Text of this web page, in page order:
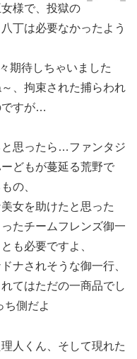
様で、投獄の
丁は必要なかったよう
期待しちゃいました
、拘束された捕らわれ
ですが…
思ったら…ファンタジ
どもが蔓延る荒野で
の、
女を助けたと思った
たチームフレンズ御一
も必要ですよ、
ナされそうな御一行、
てはただの一商品でし
ち側だよ
人くん、そして現れた